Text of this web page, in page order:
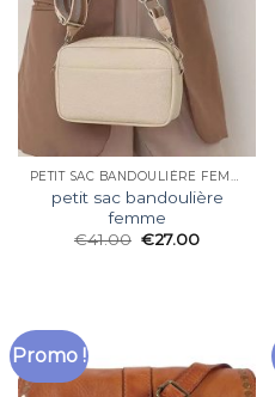
PETIT SAC BANDOULIÈRE FEMME
petit sac bandoulière
femme
€41.00 €27.00
Promo !